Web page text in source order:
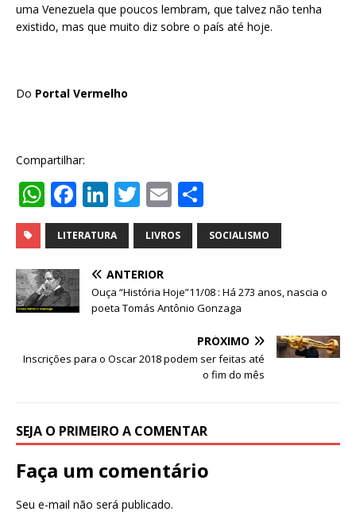
uma Venezuela que poucos lembram, que talvez não tenha
existido, mas que muito diz sobre o país até hoje.
Do Portal Vermelho
Compartilhar:
W
h
at
s
A
p
p
F
a
c
e
b
o
k
Li
n
k
e
dI
n
T
w
it
te
r
E
m
ai
h
ar
LITERATURA LIVROS SOCIALISMO
ANTERIOR
Ouça “História Hoje”11/08 : Há 273 anos, nascia o
poeta Tomás Antônio Gonzaga
PRÓXIMO
Inscrições para o Oscar 2018 podem ser feitas até
o fim do mês
SEJA O PRIMEIRO A COMENTAR
Faça um comentário
Seu e-mail não será publicado.